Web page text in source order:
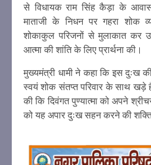
से विधायक राम सिंह कैड़ा के
माताजी के निधन पर गहरा शोक
शोकाकुल परिजनों से मुलाकात कर
आत्मा की शांति के लिए प्रार्थना की।
मुख्यमंत्री धामी ने कहा कि इस दुःख
स्वयं शोक संतप्त परिवार के साथ खड़े
की कि दिवंगत पुण्यात्मा को अपने
को यह अपार दुःख सहन करने की